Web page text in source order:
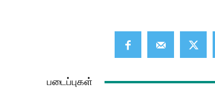
படைப்புகள்